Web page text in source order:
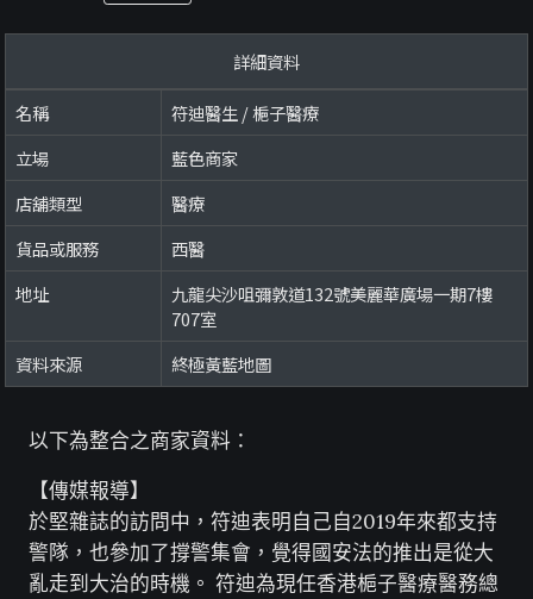
詳細資料
名稱
符迪醫生 / 梔子醫療
立場
藍色商家
店舖類型
醫療
貨品或服務
西醫
地址
九龍尖沙咀彌敦道132號美麗華廣場一期7樓
707室
資料來源
終極黃藍地圖
以下為整合之商家資料：
【傳媒報導】
於堅雜誌的訪問中，符迪表明自己自2019年來都支持
警隊，也參加了撐警集會，覺得國安法的推出是從大
亂走到大治的時機。 符迪為現任香港梔子醫療醫務總